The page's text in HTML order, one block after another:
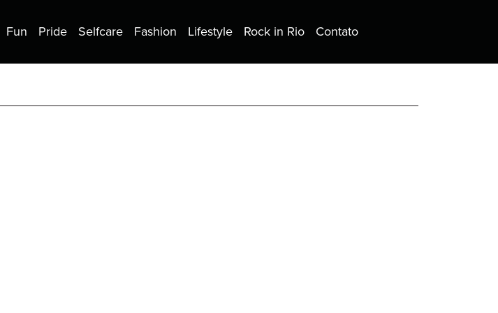
Fun Pride Selfcare Fashion Lifestyle Rock in Rio Contato